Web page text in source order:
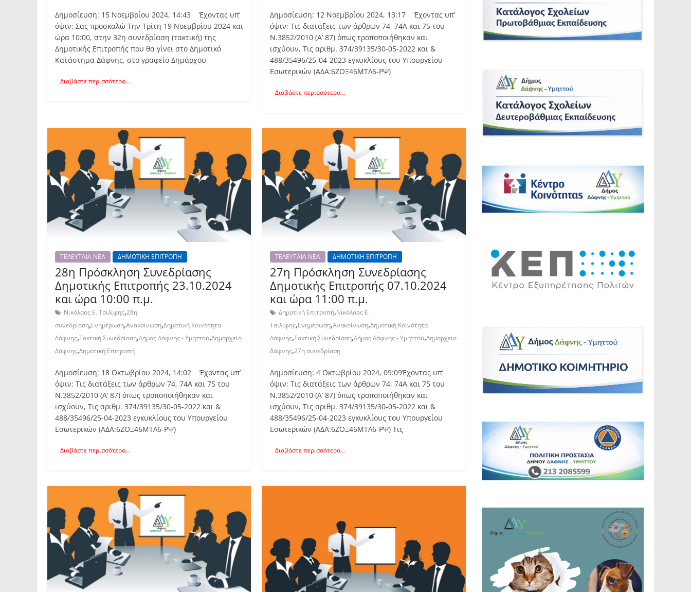
Δημοσίευση: 15 Νοεμβρίου 2024, 14:43 Έχοντας υπ’
όψιν: Σας προσκαλώ Την Τρίτη 19 Νοεμβρίου 2024 και
ώρα 10:00, στην 32η συνεδρίαση (τακτική) της
Δημοτικής Επιτροπής που θα γίνει στο Δημοτικό
Κατάστημα Δάφνης, στο γραφείο Δημάρχου
Διαβάστε περισσότερα...
Δημοσίευση: 12 Νοεμβρίου 2024, 13:17 Έχοντας υπ’
όψιν: Τις διατάξεις των άρθρων 74, 74Α και 75 του
Ν.3852/2010 (Α’ 87) όπως τροποποιήθηκαν και
ισχύουν, Τις αριθμ. 374/39135/30-05-2022 και &
488/35496/25-04-2023 εγκυκλίους του Υπουργείου
Εσωτερικών (ΑΔΑ:6ΖΟΞ46ΜΤΛ6-ΡΨ)
Διαβάστε περισσότερα...
ΤΕΛΕΥΤΑΙΑ ΝΕΑ ΔΗΜΟΤΙΚΗ ΕΠΙΤΡΟΠΗ
28η Πρόσκληση Συνεδρίασης
Δημοτικής Επιτροπής 23.10.2024
και ώρα 10:00 π.μ.
Νικόλαος Ε. Τσιλίφης,28η
συνεδρίαση,Ενημέρωση,Ανακοίνωση,Δημοτική Κοινότητα
Δάφνης,Τακτική Συνεδρίαση,Δήμος Δάφνης - Υμηττού,Δημαρχείο
Δάφνης,Δημοτική Επιτροπή
Δημοσίευση: 18 Οκτωβρίου 2024, 14:02 Έχοντας υπ’
όψιν: Τις διατάξεις των άρθρων 74, 74Α και 75 του
Ν.3852/2010 (Α’ 87) όπως τροποποιήθηκαν και
ισχύουν, Τις αριθμ. 374/39135/30-05-2022 και &
488/35496/25-04-2023 εγκυκλίους του Υπουργείου
Εσωτερικών (ΑΔΑ:6ΖΟΞ46ΜΤΛ6-ΡΨ)
Διαβάστε περισσότερα...
ΤΕΛΕΥΤΑΙΑ ΝΕΑ ΔΗΜΟΤΙΚΗ ΕΠΙΤΡΟΠΗ
27η Πρόσκληση Συνεδρίασης
Δημοτικής Επιτροπής 07.10.2024
και ώρα 11:00 π.μ.
Δημοτική Επιτροπή,Νικόλαος Ε.
Τσιλίφης,Ενημέρωση,Ανακοίνωση,Δημοτική Κοινότητα
Δάφνης,Τακτική Συνεδρίαση,Δήμος Δάφνης - Υμηττού,Δημαρχείο
Δάφνης,27η συνεδρίαση
Δημοσίευση: 4 Οκτωβρίου 2024, 09:09Έχοντας υπ’
όψιν: Τις διατάξεις των άρθρων 74, 74Α και 75 του
Ν.3852/2010 (Α’ 87) όπως τροποποιήθηκαν και
ισχύουν, Τις αριθμ. 374/39135/30-05-2022 και &
488/35496/25-04-2023 εγκυκλίους του Υπουργείου
Εσωτερικών (ΑΔΑ:6ΖΟΞ46ΜΤΛ6-ΡΨ) Τις
Διαβάστε περισσότερα...